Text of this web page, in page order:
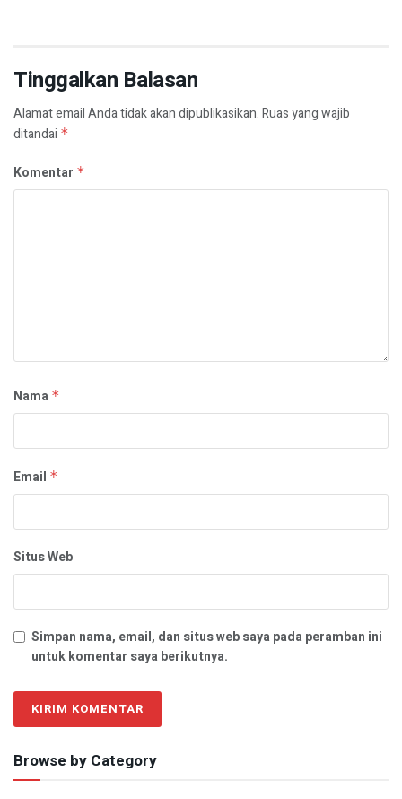
Tinggalkan Balasan
Alamat email Anda tidak akan dipublikasikan.Ruas yang wajib
ditandai *
Komentar *
Nama *
Email *
Situs Web
Simpan nama, email, dan situs web saya pada peramban ini
untuk komentar saya berikutnya.
Browse by Category